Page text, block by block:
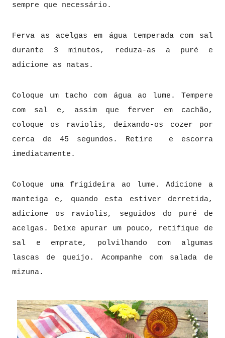
sempre que necessário.
Ferva as acelgas em água temperada com sal
durante 3 minutos, reduza-as a puré e
adicione as natas.
Coloque um tacho com água ao lume. Tempere
com sal e, assim que ferver em cachão,
coloque os raviolis, deixando-os cozer por
cerca de 45 segundos. Retire e escorra
imediatamente.
Coloque uma frigideira ao lume. Adicione a
manteiga e, quando esta estiver derretida,
adicione os raviolis, seguidos do puré de
acelgas. Deixe apurar um pouco, retifique de
sal e emprate, polvilhando com algumas
lascas de queijo. Acompanhe com salada de
mizuna.